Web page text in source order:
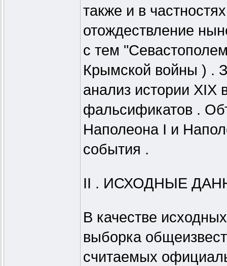
также и в
отождествление
с тем
Крымской войны ) .
анализ истории XIX
фальсификатов .
Наполеона I и
события .
II . ИСХОДНЫЕ
В качестве
выборка
считаемых